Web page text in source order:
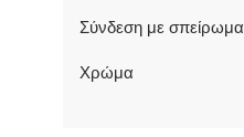
Σύνδεση με σπείρωμα
Χρώμα